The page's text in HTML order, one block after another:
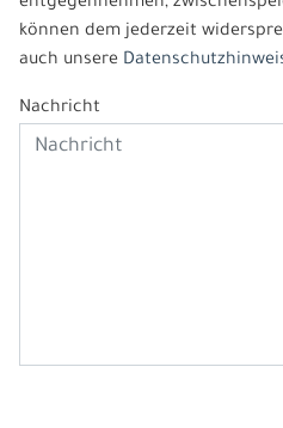
können dem jederzeit
auch unsere
Nachricht